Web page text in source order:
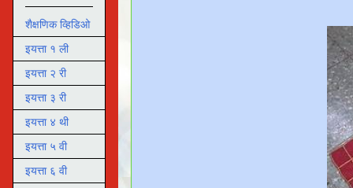
शैक्षणिक व्हिडिओ
इयत्ता १ ली
इयत्ता २ री
इयत्ता ३ री
इयत्ता ४ थी
इयत्ता ५ वी
इयत्ता ६ वी